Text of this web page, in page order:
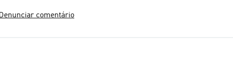
Denunciar comentário